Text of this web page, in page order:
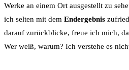
Werke an einem Ort ausgestellt zu
ich selten mit dem Endergebnis
darauf zurückblicke, freue ich mich,
Wer weiß, warum? Ich verstehe es